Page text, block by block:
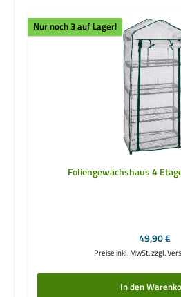
Nur noch 3 auf Lager!
Foliengewächshaus 4
Regulärer
49,90 €
Preise inkl. MwSt. zzgl.
In den